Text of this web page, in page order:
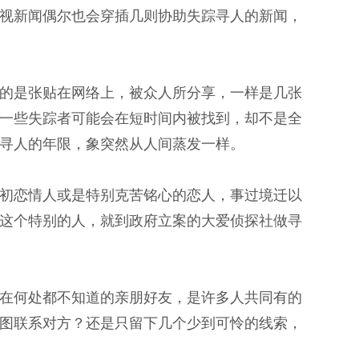
闻偶尔也会穿插几则协助失踪寻人的新闻，
是张贴在网络上，被众人所分享，一样是几张
些失踪者可能会在短时间内被找到，却不是全
的年限，象突然从人间蒸发一样。
恋情人或是特别克苦铭心的恋人，事过境迁以
个特别的人，就到政府立案的大爱侦探社做寻
何处都不知道的亲朋好友，是许多人共同有的
系对方？还是只留下几个少到可怜的线索，